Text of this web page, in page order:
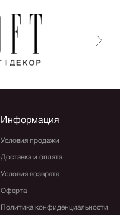
Информация
Условия продажи
Доставка и оплата
Условия возврата
Оферта
Политика конфиденциальности